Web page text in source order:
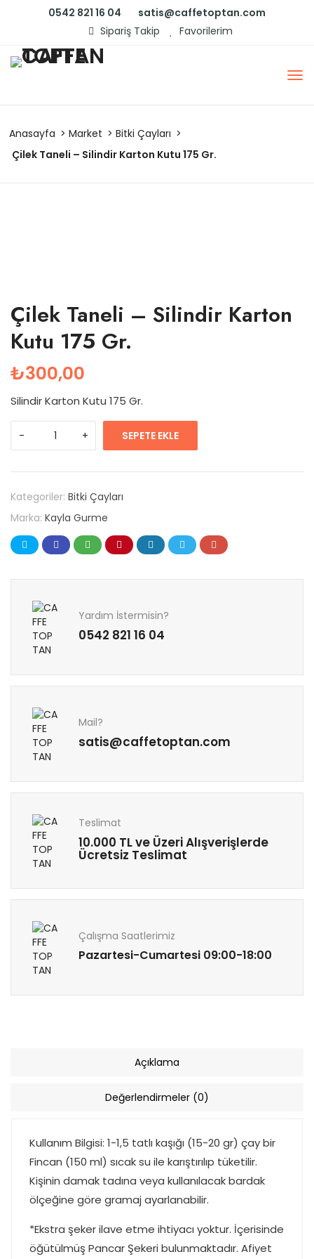
0542 821 16 04
satis@caffetoptan.com
Sipariş Takip
Favorilerim
Anasayfa Market
Bitki Çayları
Çilek Taneli – Silindir Karton Kutu 175 Gr.
Çilek Taneli – Silindir Karton
Kutu 175 Gr.
₺300,00
Silindir Karton Kutu 175 Gr.
SEPETE EKLE
Kategoriler: Bitki Çayları
Marka: Kayla Gurme
Yardım İstermisin?
0542 821 16 04
Mail?
satis@caffetoptan.com
Teslimat
10.000 TL ve Üzeri Alışverişlerde
Ücretsiz Teslimat
Çalışma Saatlerimiz
Pazartesi-Cumartesi 09:00-18:00
Açıklama
Değerlendirmeler (0)
Kullanım Bilgisi: 1-1,5 tatlı kaşığı (15-20 gr) çay bir
Fincan (150 ml) sıcak su ile karıştırılıp tüketilir.
Kişinin damak tadına veya kullanılacak bardak
ölçeğine göre gramaj ayarlanabilir.
*Ekstra şeker ilave etme ihtiyacı yoktur. İçerisinde
öğütülmüş Pancar Şekeri bulunmaktadır. Afiyet